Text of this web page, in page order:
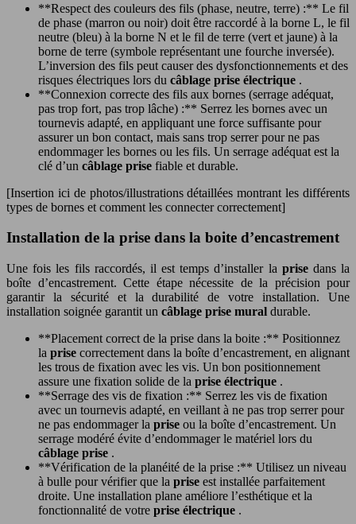
**Respect des couleurs des fils (phase, neutre, terre) :** Le fil
de phase (marron ou noir) doit être raccordé à la borne L, le fil
neutre (bleu) à la borne N et le fil de terre (vert et jaune) à la
borne de terre (symbole représentant une fourche inversée).
L’inversion des fils peut causer des dysfonctionnements et des
risques électriques lors du câblage prise électrique .
**Connexion correcte des fils aux bornes (serrage adéquat,
pas trop fort, pas trop lâche) :** Serrez les bornes avec un
tournevis adapté, en appliquant une force suffisante pour
assurer un bon contact, mais sans trop serrer pour ne pas
endommager les bornes ou les fils. Un serrage adéquat est la
clé d’un câblage prise fiable et durable.
[Insertion ici de photos/illustrations détaillées montrant les différents
types de bornes et comment les connecter correctement]
Installation de la prise dans la boite d’encastrement
Une fois les fils raccordés, il est temps d’installer la prise dans la
boîte d’encastrement. Cette étape nécessite de la précision pour
garantir la sécurité et la durabilité de votre installation. Une
installation soignée garantit un câblage prise mural durable.
**Placement correct de la prise dans la boite :** Positionnez
la prise correctement dans la boîte d’encastrement, en alignant
les trous de fixation avec les vis. Un bon positionnement
assure une fixation solide de la prise électrique .
**Serrage des vis de fixation :** Serrez les vis de fixation
avec un tournevis adapté, en veillant à ne pas trop serrer pour
ne pas endommager la prise ou la boîte d’encastrement. Un
serrage modéré évite d’endommager le matériel lors du
câblage prise .
**Vérification de la planéité de la prise :** Utilisez un niveau
à bulle pour vérifier que la prise est installée parfaitement
droite. Une installation plane améliore l’esthétique et la
fonctionnalité de votre prise électrique .